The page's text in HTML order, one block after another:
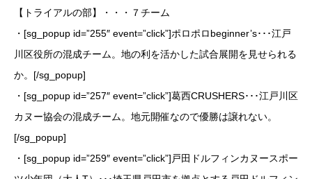
【トライアルの部】・・・７チーム
・[sg_popup id=”255″ event=”click”]ポロポロbeginner’s･･･江戸
川区役所の混成チーム。地の利を活かした試合展開を見せられる
か。[/sg_popup]
・[sg_popup id=”257″ event=”click”]葛西CRUSHERS･･･江戸川区
カヌー協会の混成チーム。地元開催なので優勝は譲れない。
[/sg_popup]
・[sg_popup id=”259″ event=”click”]戸田ドルフィンカヌースポー